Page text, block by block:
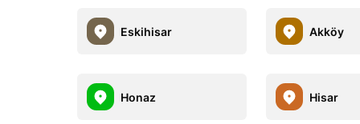
Eskihisar Akköy
Honaz Hisar